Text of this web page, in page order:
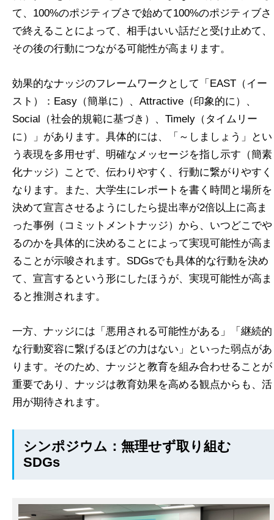
て、100%のポジティブさで始めて100%のポジティブさ
で終えることによって、相手はいい話だと受け止めて、
その後の行動につながる可能性が高まります。
効果的なナッジのフレームワークとして「EAST（イー
スト）：Easy（簡単に）、Attractive（印象的に）、
Social（社会的規範に基づき）、Timely（タイムリー
に）」があります。具体的には、「～しましょう」とい
う表現を多用せず、明確なメッセージを指し示す（簡素
化ナッジ）ことで、伝わりやすく、行動に繋がりやすく
なります。また、大学生にレポートを書く時間と場所を
決めて宣言させるようにしたら提出率が2倍以上に高ま
った事例（コミットメントナッジ）から、いつどこでや
るのかを具体的に決めることによって実現可能性が高ま
ることが示唆されます。SDGsでも具体的な行動を決め
て、宣言するという形にしたほうが、実現可能性が高ま
ると推測されます。
一方、ナッジには「悪用される可能性がある」「継続的
な行動変容に繋げるほどの力はない」といった弱点があ
ります。そのため、ナッジと教育を組み合わせることが
重要であり、ナッジは教育効果を高める観点からも、活
用が期待されます。
シンポジウム：無理せず取り組む
SDGs